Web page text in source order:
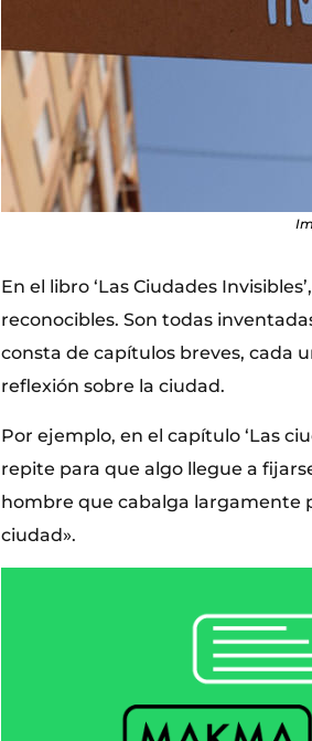
En el libro ‘Las Ciudades
reconocibles. Son todas
consta de capítulos breves, cada
reflexión sobre la ciudad.
Por ejemplo, en el capítulo ‘Las
repite para que algo llegue a
hombre que cabalga largamente
ciudad».